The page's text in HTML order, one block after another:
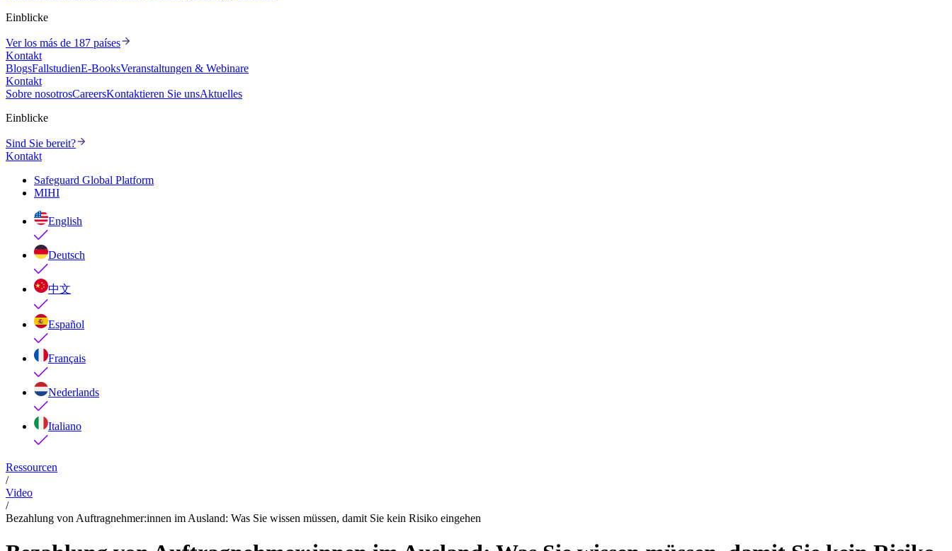
Einblicke
Ver los más de 187 países
Kontakt
BlogsFallstudienE-BooksVeranstaltungen & Webinare
Kontakt
Sobre nosotrosCareersKontaktieren Sie unsAktuelles
Einblicke
Sind Sie bereit?
Kontakt
Safeguard Global Platform
MIHI
English
Deutsch
中文
Español
Français
Nederlands
Italiano
Ressourcen
/
Video
/
Bezahlung von Auftragnehmer:innen im Ausland: Was Sie wissen müssen, damit Sie kein Risiko eingehen